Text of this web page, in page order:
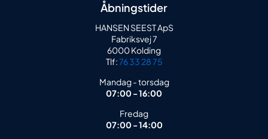
Åbningstider
HANSEN SEEST ApS
Fabriksvej 7
6000 Kolding
Tlf:76 33 28 75
Mandag - torsdag
07:00 - 16:00
Fredag
07:00 - 14:00